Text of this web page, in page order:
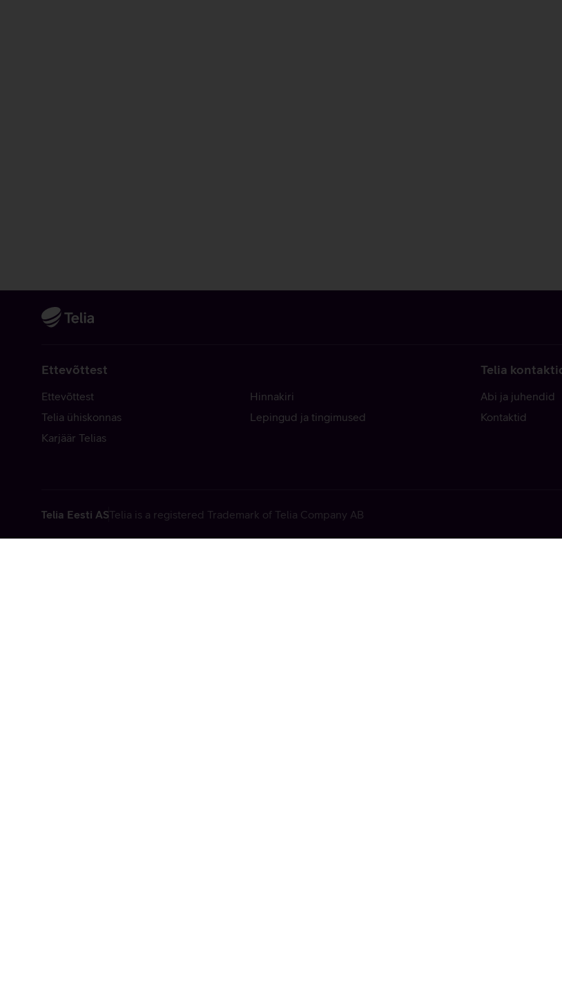
Ettevõttest
Ettevõttest
Telia ühiskonnas
Karjäär Telias
Hinnakiri
Lepingud ja tingimused
Telia
Abi ja juhendid
Kontaktid
Telia Eesti ASTelia is a registered Trademark of Telia Company AB